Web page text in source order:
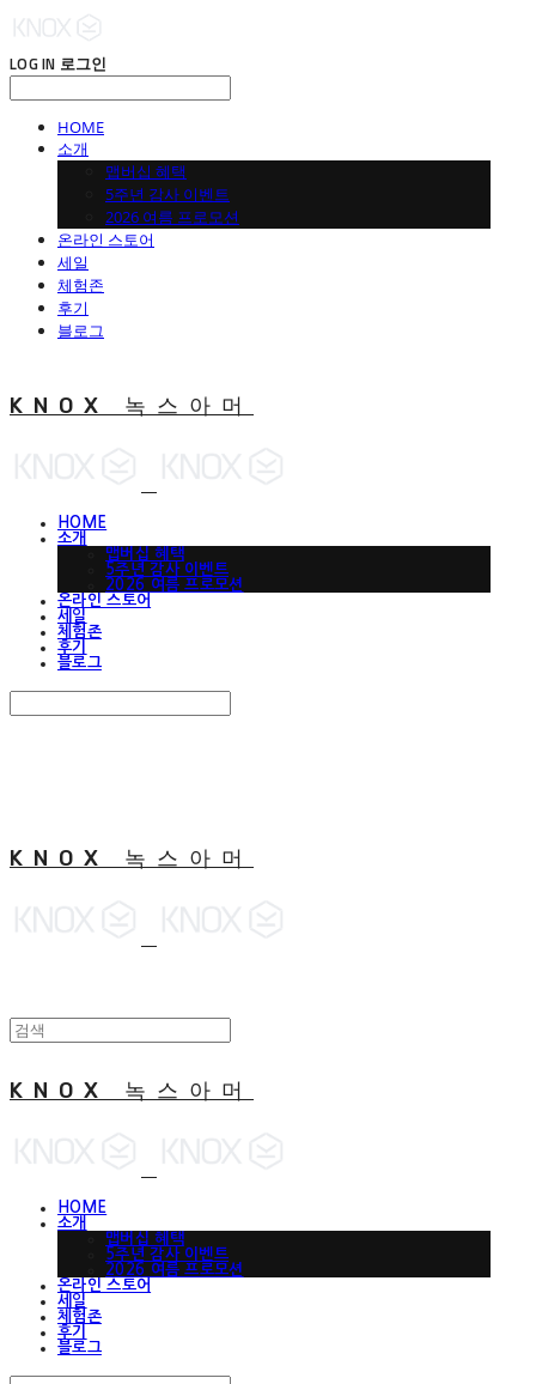
LOG IN 로그인
HOME
소개
맵버십 혜택
5주년 감사 이벤트
2026 여름 프로모션
온라인 스토어
세일
체험존
후기
블로그
KNOX 녹스아머
HOME
소개
맵버십 혜택
5주년 감사 이벤트
2026 여름 프로모션
온라인 스토어
세일
체험존
후기
블로그
KNOX 녹스아머
KNOX 녹스아머
HOME
소개
맵버십 혜택
5주년 감사 이벤트
2026 여름 프로모션
온라인 스토어
세일
체험존
후기
블로그